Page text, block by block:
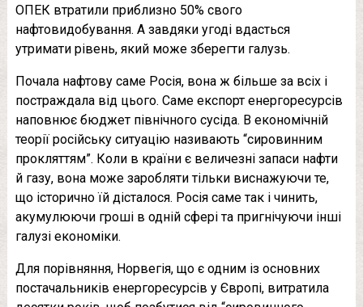
ОПЕК втратили приблизно 50% свого
нафтовидобування. А завдяки угоді вдасться
утримати рівень, який може зберегти галузь.
Почала нафтову саме Росія, вона ж більше за всіх і
постраждала від цього. Саме експорт енергоресурсів
наповнює бюджет північного сусіда. В економічній
теорії російську ситуацію називають “сировинним
прокляттям”. Коли в країни є величезні запаси нафти
й газу, вона може заробляти тільки виснажуючи те,
що історично їй дісталося. Росія саме так і чинить,
акумулюючи гроші в одній сфері та пригнічуючи інші
галузі економіки.
Для порівняння, Норвегія, що є одним із основних
постачальників енергоресурсів у Європі, витратила